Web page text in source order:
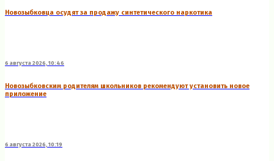
Новозыбковца осудят за продажу синтетического наркотика
6 августа 2026, 10:46
Новозыбковским родителям школьников рекомендуют установить новое
приложение
6 августа 2026, 10:19